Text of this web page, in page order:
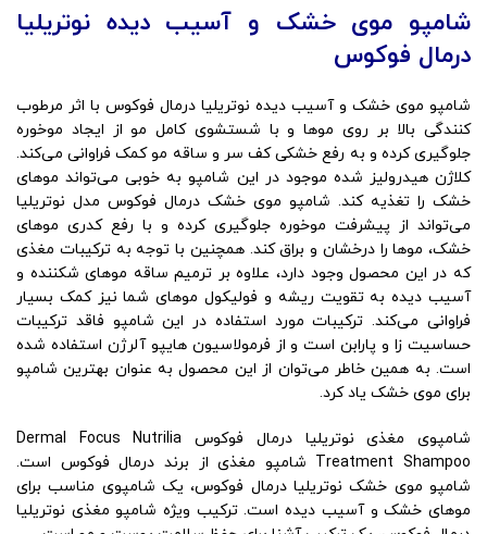
شامپو موی خشک و آسیب دیده نوتریلیا
درمال فوکوس
شامپو موی خشک و آسیب دیده نوتریلیا درمال فوکوس با اثر مرطوب
کنندگی بالا بر روی موها و با شستشوی کامل مو از ایجاد موخوره
جلوگیری کرده و به رفع خشکی کف سر و ساقه مو کمک فراوانی می‌کند.
کلاژن هیدرولیز شده موجود در این شامپو به خوبی می‌تواند موهای
خشک را تغذیه کند. شامپو موی خشک درمال فوکوس مدل نوتریلیا
می‌تواند از پیشرفت موخوره جلوگیری کرده و با رفع کدری موهای
خشک، موها را درخشان و براق کند. همچنین با توجه به ترکیبات مغذی
که در این محصول وجود دارد، علاوه بر ترمیم ساقه موهای شکننده و
آسیب دیده به تقویت ریشه و فولیکول موهای شما نیز کمک بسیار
فراوانی می‌کند. ترکیبات مورد استفاده در این شامپو فاقد ترکیبات
حساسیت زا و پارابن است و از فرمولاسیون هایپو آلرژن استفاده شده
است. به همین خاطر می‌توان از این محصول به عنوان بهترین شامپو
برای موی خشک یاد کرد.
شامپوی مغذی نوتریلیا درمال فوکوس Dermal Focus Nutrilia
Treatment Shampoo شامپو مغذی از برند درمال فوکوس است.
شامپو موی خشک نوتریلیا درمال فوکوس، یک شامپوی مناسب برای
موهای خشک و آسیب دیده است. ترکیب ویژه شامپو مغذی نوتریلیا